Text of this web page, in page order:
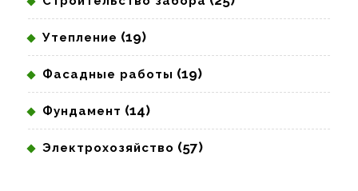
Утепление (19)
Фасадные работы (19)
Фундамент (14)
Электрохозяйство (57)